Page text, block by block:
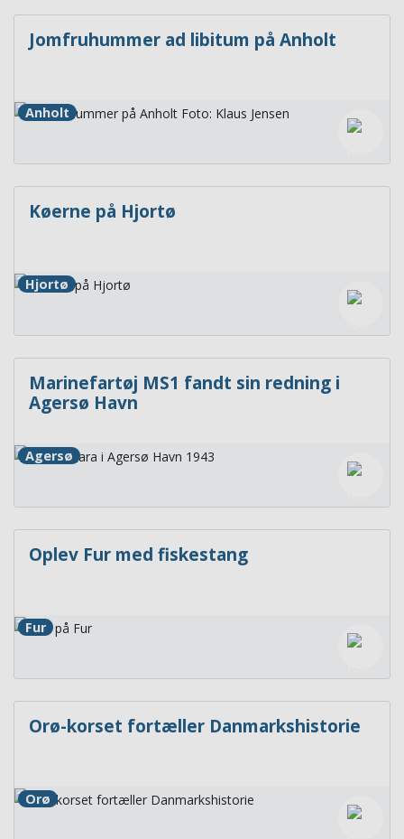
Jomfruhummer ad libitum på Anholt
Anholt
Køerne på Hjortø
Hjortø
Marinefartøj MS1 fandt sin redning i
Agersø Havn
Agersø
Oplev Fur med fiskestang
Fur
Orø-korset fortæller Danmarkshistorie
Orø